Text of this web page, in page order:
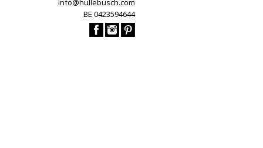
info@hullebusch.com
BE 0423594644